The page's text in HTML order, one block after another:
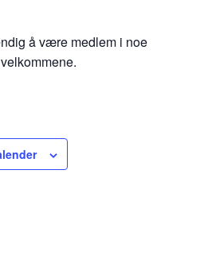
å være medlem i noe